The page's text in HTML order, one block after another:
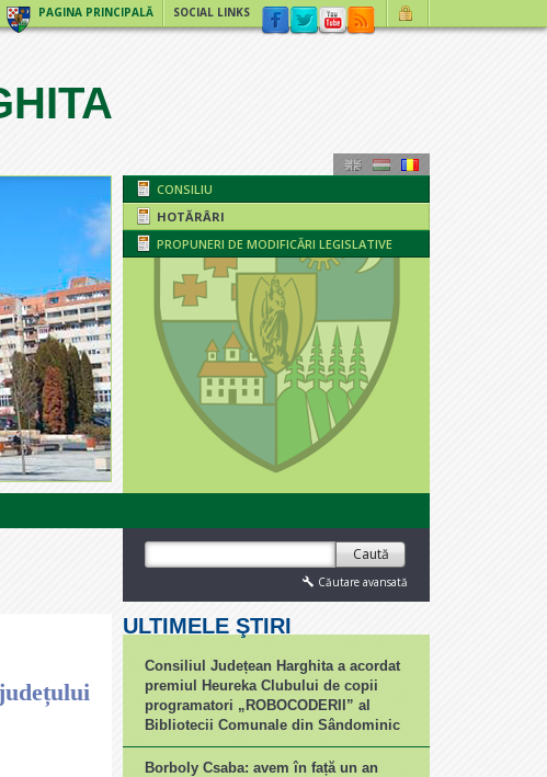
PAGINA PRINCIPALĂ SOCIAL LINKS
CONSILIU
HOTĂRÂRI
PROPUNERI DE MODIFICĂRI LEGISLATIVE
Caută
Căutare avansată
ULTIMELE ŞTIRI
Consiliul Județean Harghita a acordat
premiul Heureka Clubului de copii
programatori „ROBOCODERII” al
Bibliotecii Comunale din Sândominic
Borboly Csaba: avem în față un an